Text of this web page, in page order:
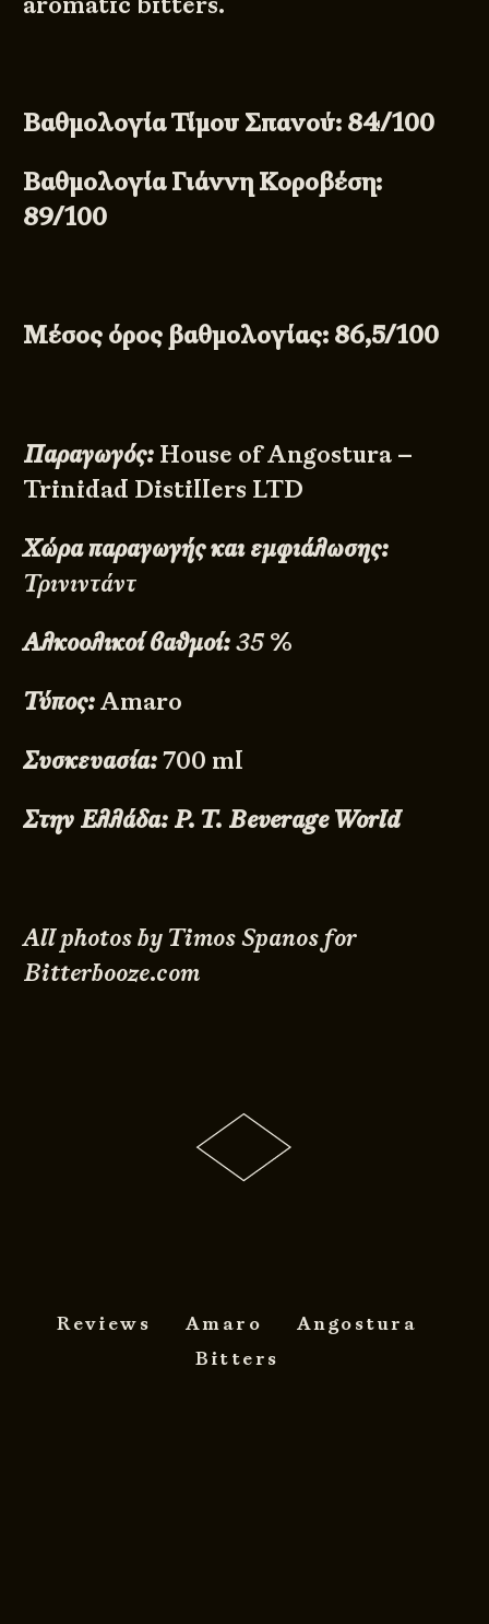
Βαθμολογία Τίμου Σπανού: 84/100
Βαθμολογία Γιάννη Κοροβέση:
89/100
Μέσος όρος βαθμολογίας: 86,5/100
Παραγωγός: House of Angostura –
Trinidad Distillers LTD
Χώρα παραγωγής και εμφιάλωσης:
Τρινιντάντ
Αλκοολικοί βαθμοί:35 %
Τύπος:Amaro
Συσκευασία:700 ml
Στην Ελλάδα: P. T. Beverage World
All photos by Timos Spanos for
Bitterbooze.com
Reviews Amaro
Angostura
Bitters